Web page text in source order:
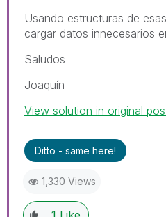
Usando estructuras de
cargar datos innecesarios
Saludos
Joaquín
View solution in original
Ditto - same here!
1,330 Views